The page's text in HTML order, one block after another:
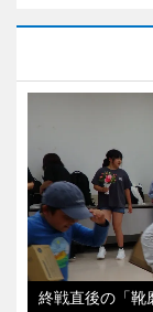
終戦直後の「靴